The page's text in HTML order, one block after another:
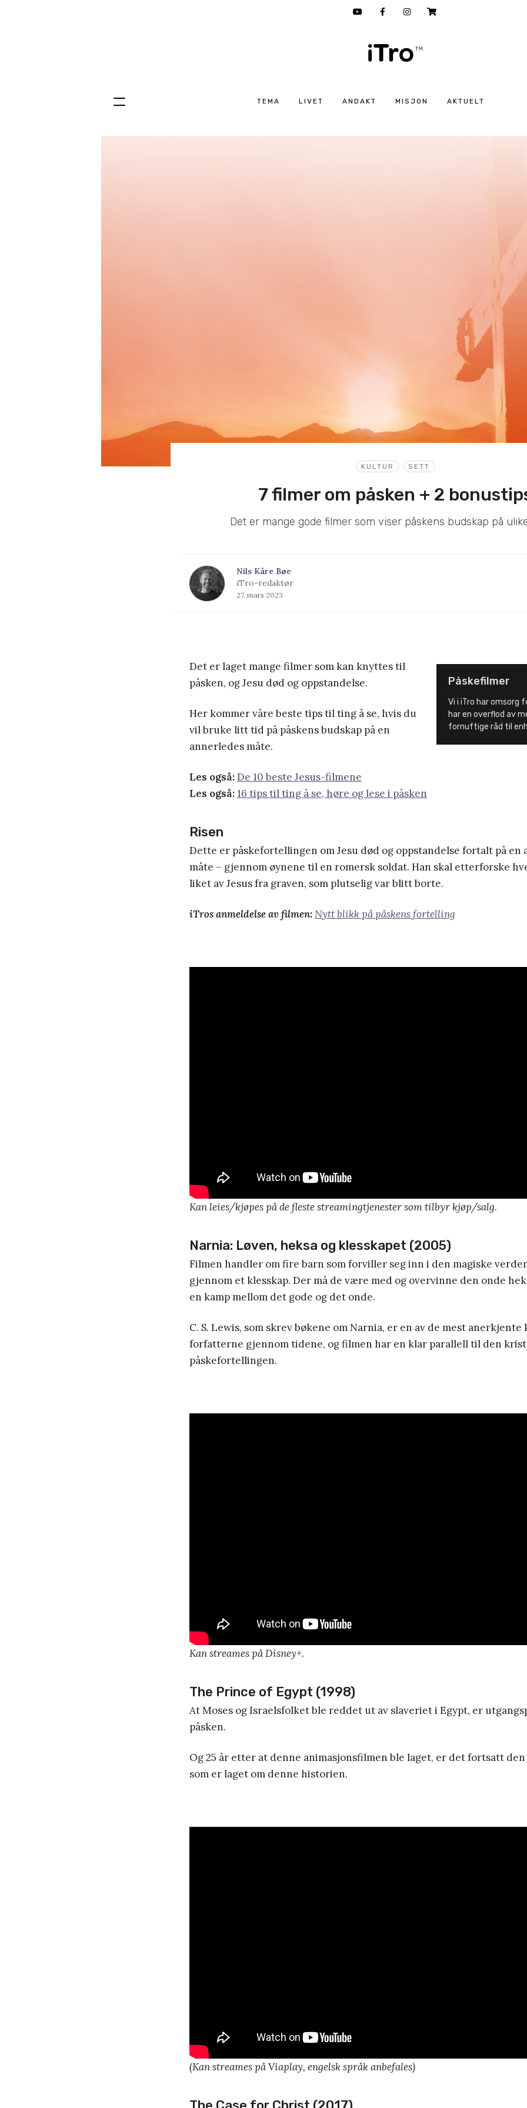
TEMA LIVET ANDAKT MISJON AKTUELT
Hopp
KULTUR SETT
7 filmer om påsken + 2
Det er mange gode filmer som viser påskens budskap på
Nils Kåre Bøe
iTro-redaktør
27. mars 2023
Påskefilmer
Vi i iTro har omsorg
har en overflod av
fornuftige råd til
Det er laget mange filmer som kan knyttes til
påsken, og Jesu død og oppstandelse.
Her kommer våre beste tips til ting å se, hvis du
vil bruke litt tid på påskens budskap på en
annerledes måte.
Les også: De 10 beste Jesus-filmene
Les også:16 tips til ting å se, høre og lese i påsken
Risen
Dette er påskefortellingen om Jesu død og oppstandelse fortalt på en
måte – gjennom øynene til en romersk soldat. Han skal etterforske
liket av Jesus fra graven, som plutselig var blitt borte.
iTros anmeldelse av filmen:Nytt blikk på påskens fortelling
Kan leies/kjøpes på de fleste streamingtjenester som tilbyr kjøp/salg.
Narnia: Løven, heksa og klesskapet (2005)
Filmen handler om fire barn som forviller seg inn i den magiske
gjennom et klesskap. Der må de være med og overvinne den onde
en kamp mellom det gode og det onde.
C. S. Lewis, som skrev bøkene om Narnia, er en av de mest anerkjente
forfatterne gjennom tidene, og filmen har en klar parallell til den
påskefortellingen.
Kan streames på Disney+.
The Prince of Egypt (1998)
At Moses og Israelsfolket ble reddet ut av slaveriet i Egypt, er
påsken.
Og 25 år etter at denne animasjonsfilmen ble laget, er det fortsatt
som er laget om denne historien.
(Kan streames på Viaplay, engelsk språk anbefales)